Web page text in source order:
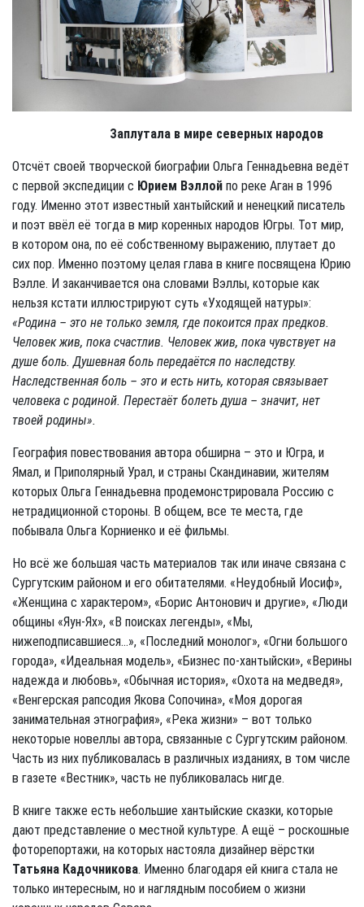
Заплутала в мире северных народов
Отсчёт своей творческой биографии Ольга Геннадьевна ведёт
с первой экспедиции с Юрием Вэллой по реке Аган в 1996
году. Именно этот известный хантыйский и ненецкий писатель
и поэт ввёл её тогда в мир коренных народов Югры. Тот мир,
в котором она, по её собственному выражению, плутает до
сих пор. Именно поэтому целая глава в книге посвящена Юрию
Вэлле. И заканчивается она словами Вэллы, которые как
нельзя кстати иллюстрируют суть «Уходящей натуры»:
«Родина – это не только земля, где покоится прах предков.
Человек жив, пока счастлив. Человек жив, пока чувствует на
душе боль. Душевная боль передаётся по наследству.
Наследственная боль – это и есть нить, которая связывает
человека с родиной. Перестаёт болеть душа – значит, нет
твоей родины».
География повествования автора обширна – это и Югра, и
Ямал, и Приполярный Урал, и страны Скандинавии, жителям
которых Ольга Геннадьевна продемонстрировала Россию с
нетрадиционной стороны. В общем, все те места, где
побывала Ольга Корниенко и её фильмы.
Но всё же большая часть материалов так или иначе связана с
Сургутским районом и его обитателями. «Неудобный Иосиф»,
«Женщина с характером», «Борис Антонович и другие», «Люди
общины «Яун-Ях», «В поисках легенды», «Мы,
нижеподписавшиеся…», «Последний монолог», «Огни большого
города», «Идеальная модель», «Бизнес по-хантыйски», «Верины
надежда и любовь», «Обычная история», «Охота на медведя»,
«Венгерская рапсодия Якова Сопочина», «Моя дорогая
занимательная этнография», «Река жизни» – вот только
некоторые новеллы автора, связанные с Сургутским районом.
Часть из них публиковалась в различных изданиях, в том числе
в газете «Вестник», часть не публиковалась нигде.
В книге также есть небольшие хантыйские сказки, которые
дают представление о местной культуре. А ещё – роскошные
фоторепортажи, на которых настояла дизайнер вёрстки
Татьяна Кадочникова. Именно благодаря ей книга стала не
только интересным, но и наглядным пособием о жизни